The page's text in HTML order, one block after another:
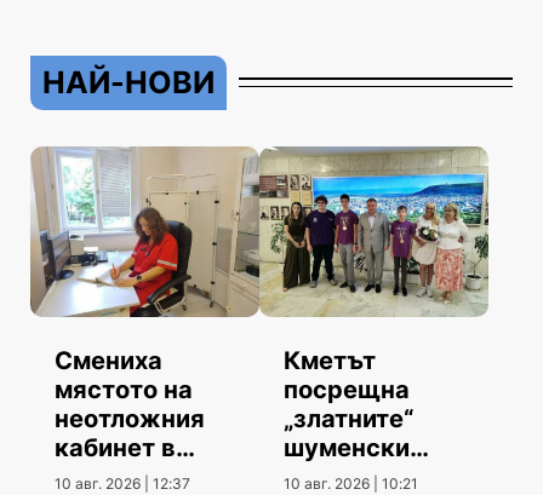
НАЙ-НОВИ
Смениха
мястото на
неотложния
кабинет в
МБАЛ
10 авг. 2026 | 12:37
Кметът
посрещна
„златните“
шуменски
информатици
10 авг. 2026 | 10:21